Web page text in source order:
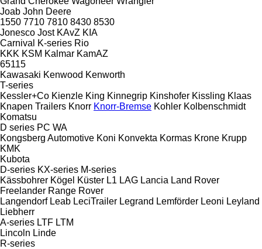
Joab John Deere
1550 7710 7810 8430 8530
Jonesco Jost KAvZ KIA
Carnival
K-series Rio
KKK KSM Kalmar KamAZ
65115
Kawasaki Kenwood Kenworth
T-series
Kessler+Co Kienzle King Kinnegrip Kinshofer Kissling Klaas
Knapen Trailers Knorr Knorr-Bremse Kohler Kolbenschmidt
Komatsu
D series PC WA
Kongsberg Automotive Koni Konvekta Kormas Krone Krupp
KMK
Kubota
D-series KX-series M-series
Kässbohrer Kögel Küster L1 LAG Lancia Land Rover
Freelander Range Rover
Langendorf Leab LeciTrailer Legrand Lemförder Leoni Leyland
Liebherr
A-series LTF LTM
Lincoln Linde
R-series